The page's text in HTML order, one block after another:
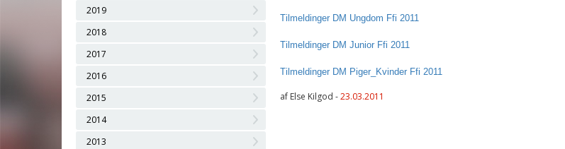
2019
2018
2017
2016
2015
2014
2013
Tilmeldinger DM Ungdom Ffi 2011
Tilmeldinger DM Junior Ffi 2011
Tilmeldinger DM Piger_Kvinder Ffi 2011
af Else Kilgod -23.03.2011